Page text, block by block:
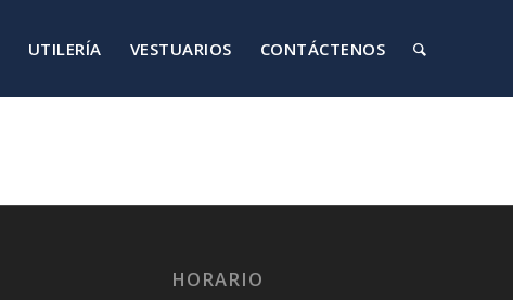
UTILERÍA VESTUARIOS CONTÁCTENOS
HORARIO